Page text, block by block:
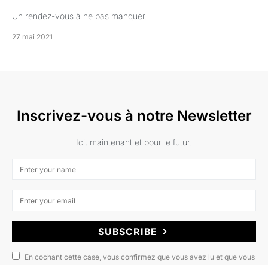
Un rendez-vous à ne pas manquer.
27 mai 2021
Inscrivez-vous à notre Newsletter
Ici, maintenant et pour le futur.
SUBSCRIBE
En cochant cette case, vous confirmez que vous avez lu et que vous